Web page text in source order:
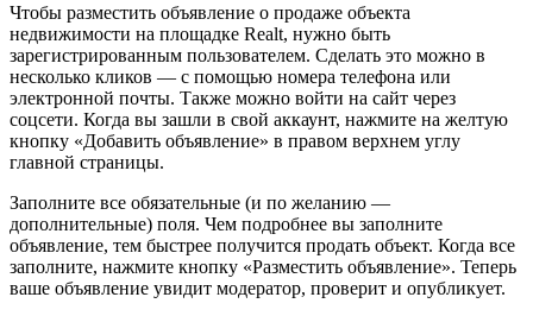
Чтобы разместить объявление о продаже объекта
недвижимости на площадке Realt, нужно быть
зарегистрированным пользователем. Сделать это можно в
несколько кликов — с помощью номера телефона или
электронной почты. Также можно войти на сайт через
соцсети. Когда вы зашли в свой аккаунт, нажмите на желтую
кнопку «Добавить объявление» в правом верхнем углу
главной страницы.
Заполните все обязательные (и по желанию —
дополнительные) поля. Чем подробнее вы заполните
объявление, тем быстрее получится продать объект. Когда все
заполните, нажмите кнопку «Разместить объявление». Теперь
ваше объявление увидит модератор, проверит и опубликует.